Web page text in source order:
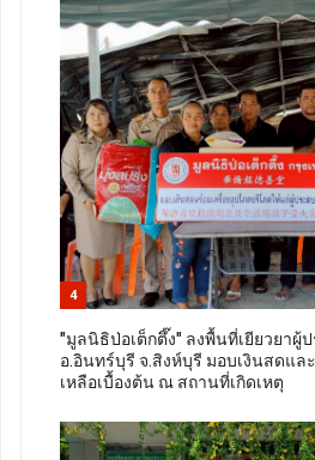
4
"มูลนิธิป่อเต็กตึ๊ง" ลงพื้นที่เยียวยาผู้
อ.อินทร์บุรี จ.สิงห์บุรี มอบเงินสดแล
เหลือเบื้องต้น ณ สถานที่เกิดเหตุ